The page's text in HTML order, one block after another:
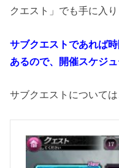
クエスト」でも手に入り
サブクエストであれば
あるので、開催スケジ
サブクエストについて